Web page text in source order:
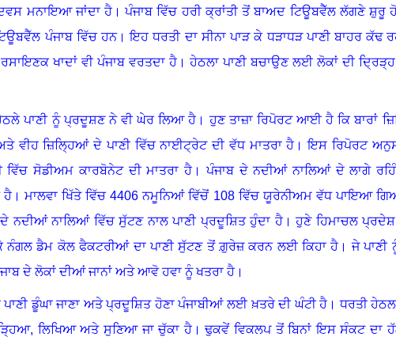
ਮਨਾਇਆ ਜਾਂਦਾ ਹੈ ।ਪੰਜਾਬ ਵਿੱਚ ਹਰੀ ਕ੍ਰਾਂਤੀ ਤੋਂ ਬਾਅਦ ਟਿਊਬਵੈੱਲ ਲੱਗਣੇ ਸ਼ੁਰੂ
ਪੰਜਾਬ ਵਿੱਚ ਹਨ।ਇਹ ਧਰਤੀ ਦਾ ਸੀਨਾ ਪਾੜ ਕੇ ਧੜਾਧੜ ਪਾਣੀ ਬਾਹਰ ਕੱਢ
ਰਸਾਇਣਕ ਖਾਦਾਂ ਵੀ ਪੰਜਾਬ ਵਰਤਦਾ ਹੈ ।ਹੇਠਲਾ ਪਾਣੀ ਬਚਾਉਣ ਲਈ ਲੋਕਾਂ ਦੀ
ਪਾਣੀ ਨੂੰ ਪ੍ਰਦੂਸ਼ਣ ਨੇ ਵੀ ਘੇਰ ਲਿਆ ਹੈ ।ਹੁਣ ਤਾਜ਼ਾ ਰਿਪੋਰਟ ਆਈ ਹੈ ਕਿ ਬਾਰਾਂ
ਵੀਹ ਜ਼ਿਲ੍ਹਿਆਂ ਦੇ ਪਾਣੀ ਵਿੱਚ ਨਾਈਟ੍ਰੇਟ ਦੀ ਵੱਧ ਮਾਤਰਾ ਹੈ ।ਇਸ ਰਿਪੋਰਟ
ਵਿੱਚ ਸੋਡੀਅਮ ਕਾਰਬੋਨੇਟ ਦੀ ਮਾਤਰਾ ਹੈ ।ਪੰਜਾਬ ਦੇ ਨਦੀਆਂ ਨਾਲਿਆਂ ਦੇ ਲਾਗੇ
ਹੈ ।ਮਾਲਵਾ ਖਿੱਤੇ ਵਿੱਚ 4406 ਨਮੂਨਿਆਂ ਵਿੱਚੋਂ 108 ਵਿੱਚ ਯੂਰੇਨੀਅਮ ਵੱਧ ਪਾਇਆ
ਦੇ ਨਦੀਆਂ ਨਾਲਿਆਂ ਵਿੱਚ ਸੁੱਟਣ ਨਾਲ ਪਾਣੀ ਪ੍ਰਦੂਸ਼ਿਤ ਹੁੰਦਾ ਹੈ।ਹੁਣੇ ਹਿਮਾਚਲ
ਨੰਗਲ ਡੈਮ ਕੋਲ ਫੈਕਟਰੀਆਂ ਦਾ ਪਾਣੀ ਸੁੱਟਣ ਤੋਂ ਗ਼ੁਰੇਜ਼ ਕਰਨ ਲਈ ਕਿਹਾ ਹੈ ।ਜੇ ਪਾਣੀ
ਦੇ ਲੋਕਾਂ ਦੀਆਂ ਜਾਨਾਂ ਅਤੇ ਆਵੋ ਹਵਾ ਨੂੰ ਖਤਰਾ ਹੈ।
ਪਾਣੀ ਡੂੰਘਾ ਜਾਣਾ ਅਤੇ ਪ੍ਰਦੂਸ਼ਿਤ ਹੋਣਾ ਪੰਜਾਬੀਆਂ ਲਈ ਖ਼ਤਰੇ ਦੀ ਘੰਟੀ ਹੈ ।ਧਰਤੀ
, ਲਿਖਿਆ ਅਤੇ ਸੁਣਿਆ ਜਾ ਚੁੱਕਾ ਹੈ। ਢੁਕਵੇਂ ਵਿਕਲਪ ਤੋਂ ਬਿਨਾਂ ਇਸ ਸੰਕਟ ਦਾ